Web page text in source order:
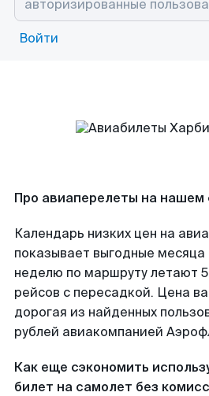
Войти
Про авиаперелеты на нашем
Календарь низких цен на
показывает выгодные
неделю по маршруту летают
рейсов с пересадкой. Цена
дорогая из найденных
рублей авиакомпанией
Как еще сэкономить
билет на самолет без